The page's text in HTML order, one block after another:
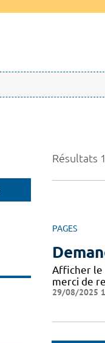
Résultats
PAGES
Afficher le
merci de
29/08/2025